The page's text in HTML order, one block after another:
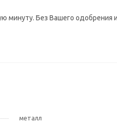
Без Вашего одобрения
металл